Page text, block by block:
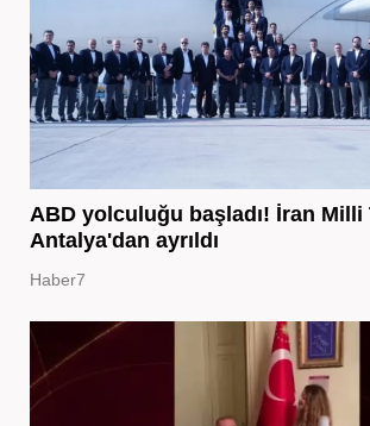
ABD yolculuğu başladı! İran Milli
Antalya'dan ayrıldı
Haber7